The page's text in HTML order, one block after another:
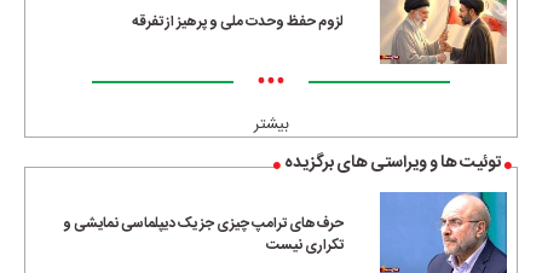
لزوم حفظ وحدت ملی و پرهیز از تفرقه
•••
بیشتر
توئیت ها و ویراستی های برگزیده
حرف‌های ترامپ چیزی جز یک دیپلماسی نمایشی و
تکراری نیست